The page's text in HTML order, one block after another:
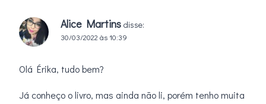
Alice Martins disse:
30/03/2022 às 10:39
Olá Érika, tudo bem?
Já conheço o livro, mas ainda não li, porém tenho muita